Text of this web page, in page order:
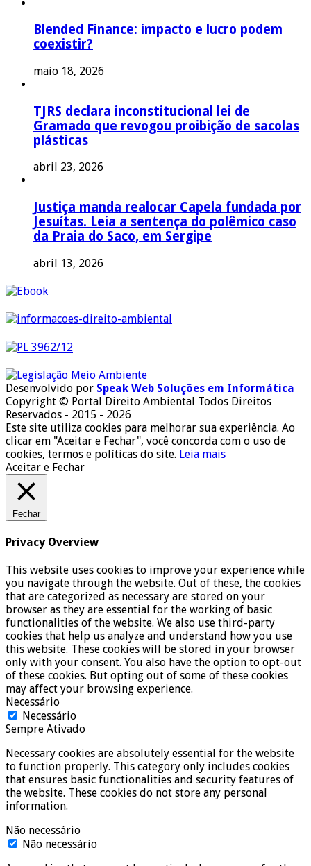
Blended Finance: impacto e lucro podem
coexistir?
maio 18, 2026
TJRS declara inconstitucional lei de
Gramado que revogou proibição de sacolas
plásticas
abril 23, 2026
Justiça manda realocar Capela fundada por
Jesuítas. Leia a sentença do polêmico caso
da Praia do Saco, em Sergipe
abril 13, 2026
Desenvolvido por Speak Web Soluções em Informática
Copyright © Portal Direito Ambiental Todos Direitos
Reservados - 2015 - 2026
Este site utiliza cookies para melhorar sua experiência. Ao
clicar em "Aceitar e Fechar", você concorda com o uso de
cookies, termos e políticas do site. Leia mais
Aceitar e Fechar
Fechar
Privacy Overview
This website uses cookies to improve your experience while
you navigate through the website. Out of these, the cookies
that are categorized as necessary are stored on your
browser as they are essential for the working of basic
functionalities of the website. We also use third-party
cookies that help us analyze and understand how you use
this website. These cookies will be stored in your browser
only with your consent. You also have the option to opt-out
of these cookies. But opting out of some of these cookies
may affect your browsing experience.
Necessário
Necessário
Sempre Ativado
Necessary cookies are absolutely essential for the website
to function properly. This category only includes cookies
that ensures basic functionalities and security features of
the website. These cookies do not store any personal
information.
Não necessário
Não necessário